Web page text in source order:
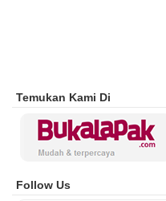
Temukan Kami Di
Follow Us